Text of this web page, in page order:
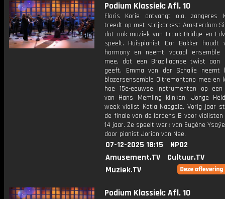
Podium Klassiek: Afl. 10
Floris Korie ontvangt o.a. zangeres
treedt op met strijkorkest Amsterdam
dat ook muziek van Frank Bridge en
speelt. Huispianist Cor Bakker houdt
harmony en neemt vocaal ensemble
mee, dat een Braziliaanse twist aan
geeft. Emma van der Schalie neemt
blazersensemble Oltremontano mee en
hoe 15e-eeuwse instrumenten op
van Hans Memling klinken. Jonge
week violist Katia Naegele. Vorig jaar
de finale van de Iordens B voor violisten
14 jaar. Ze speelt werk van Eugène
door pianist Jorian van Nee.
07-12-2025 18:15
NPO2
Amusement.TV
Cultuur.TV
Muziek.TV
Podium Klassiek: Afl. 10